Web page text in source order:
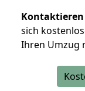
Kontaktieren
sich
Ihren Umzug